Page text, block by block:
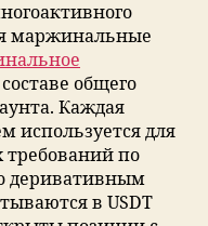
маржинальные
общего
Каждая
используется для
по
деривативным
в USDT